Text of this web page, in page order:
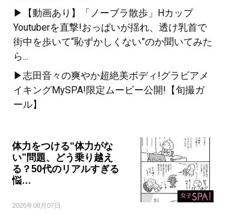
▶【動画あり】「ノーブラ散歩」Hカップ
Youtuberを直撃!おっぱいが揺れ、透け乳首で
街中を歩いて“恥ずかしくない”のか聞いてみた
ら...
▶志田音々の爽やか超絶美ボディ!グラビアメ
イキングMySPA!限定ムービー公開!【旬撮ガ
ール】
体力をつける“体力がな
い”問題、どう乗り越え
る？50代のリアルすぎる
悩…
2026年08月07日